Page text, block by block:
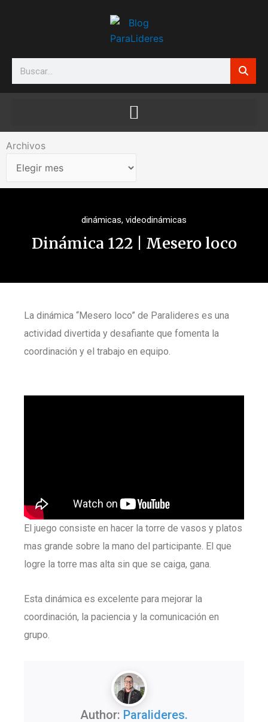
Search
Archivos
Archivos
dinámicas, videodinámicas
Dinámica 122 | Mesero loco
La dinámica “Mesero loco” de Paralideres es una
actividad divertida y desafiante que fomenta la
coordinación y el trabajo en equipo.
El juego consiste en hacer la torre de vasos y platos
mas grande sobre la mano del participante. El que
logre la torre mas alta sin que se caiga, gana.
Esta dinámica es excelente para mejorar la
coordinación, la paciencia y la comunicación en
grupo.
Author: Paralideres.